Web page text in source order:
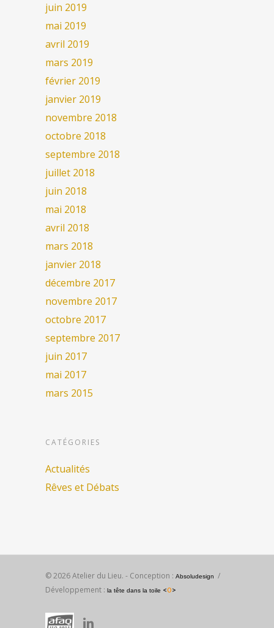
juin 2019
mai 2019
avril 2019
mars 2019
février 2019
janvier 2019
novembre 2018
octobre 2018
septembre 2018
juillet 2018
juin 2018
mai 2018
avril 2018
mars 2018
janvier 2018
décembre 2017
novembre 2017
octobre 2017
septembre 2017
juin 2017
mai 2017
mars 2015
CATÉGORIES
Actualités
Rêves et Débats
© 2026 Atelier du Lieu. - Conception : Absoludesign
/
Développement : la tête dans la toile <O>